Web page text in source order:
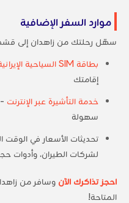
موارد السفر الإضافية
سهّل رحلتك من زاهدان إلى
بطاقة SIM السياحية الإيرانية
إقامتك
خدمة التأشيرة عبر الإنترنت
سهولة
تحديثات الأسعار في الوقت
لشركات الطيران، وأدوات
احجز تذاكرك الآن وسافر من
المتاحة!